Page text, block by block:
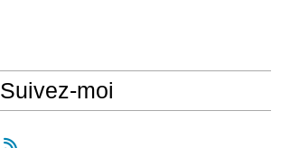
Suivez-moi